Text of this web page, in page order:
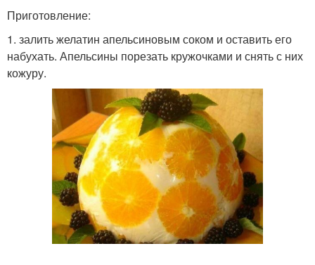
Приготовление:
1. залить желатин апельсиновым соком и оставить его
набухать. Апельсины порезать кружочками и снять с них
кожуру.